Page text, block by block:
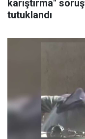
karıştırma"
tutuklandı